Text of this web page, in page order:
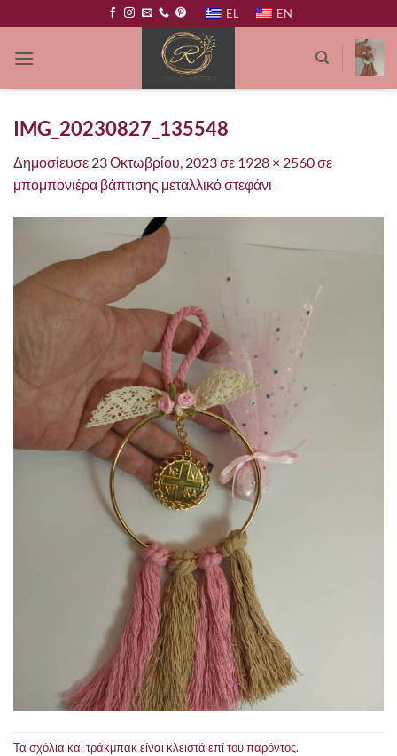
στο
περιεχόμενο
EL EN
IMG_20230827_135548
Δημοσίευσε 23 Οκτωβρίου, 2023σε 1928 × 2560σε
μπομπονιέρα βάπτισης μεταλλικό στεφάνι
Τα σχόλια και τράκμπακ είναι κλειστά επί του παρόντος.